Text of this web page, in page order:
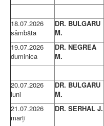
ORAR AUDIENŢE
HARTĂ SITE
PROGRAMARE ONLINE
18.07.2026
sâmbăta
DR. BULGARU
M.
19.07.2026
duminica
DR. NEGREA
M.
20.07.2026
luni
DR. BULGARU
M.
21.07.2026
marţi
DR. SERHAL J.